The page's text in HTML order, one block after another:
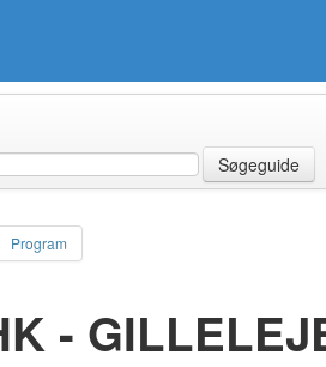
Søgeguide
Program
-